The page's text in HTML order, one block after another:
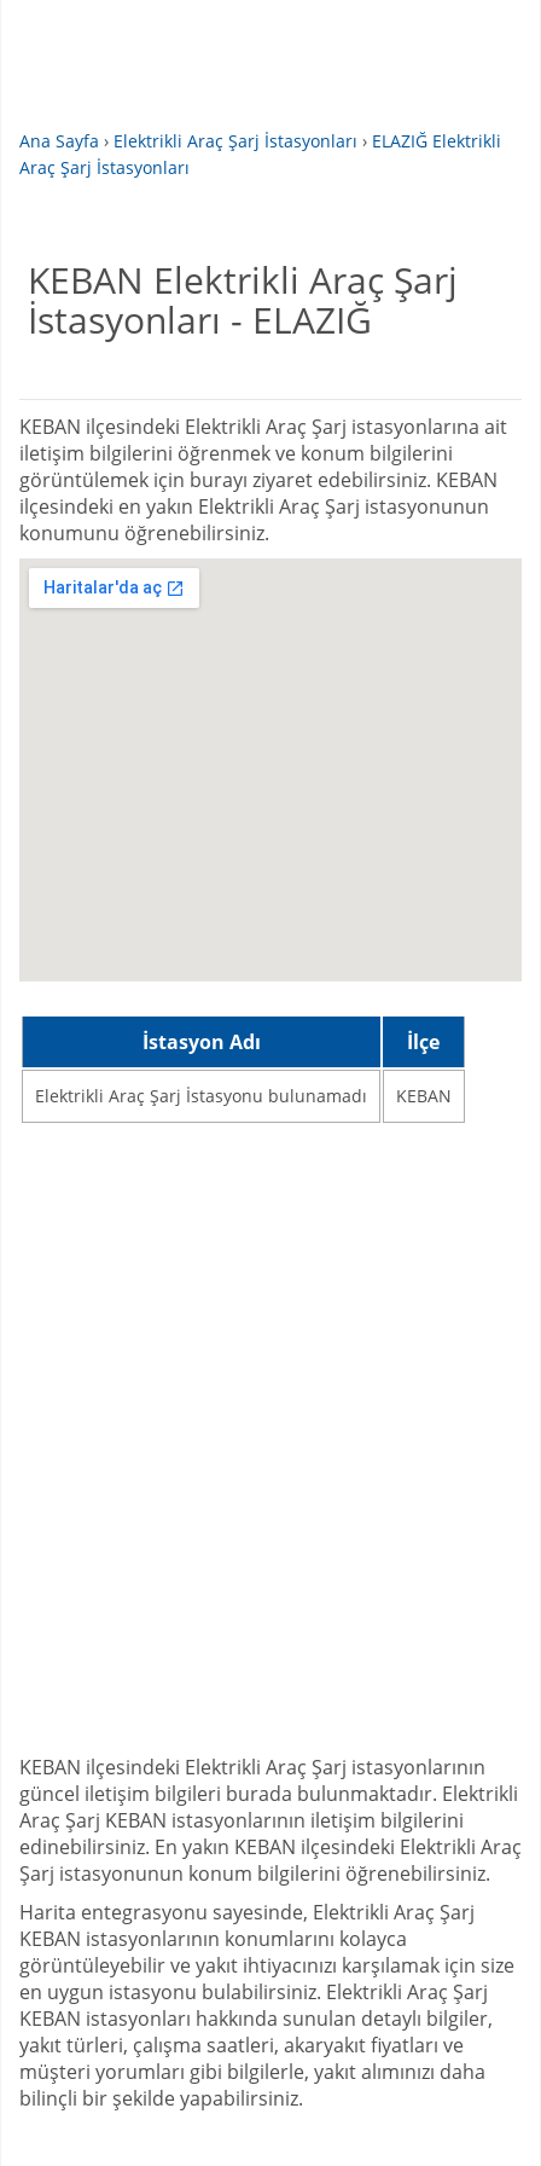
Ana Sayfa › Elektrikli Araç Şarj İstasyonları › ELAZIĞ Elektrikli
Araç Şarj İstasyonları
KEBAN Elektrikli Araç Şarj
İstasyonları - ELAZIĞ
KEBAN ilçesindeki Elektrikli Araç Şarj istasyonlarına ait
iletişim bilgilerini öğrenmek ve konum bilgilerini
görüntülemek için burayı ziyaret edebilirsiniz. KEBAN
ilçesindeki en yakın Elektrikli Araç Şarj istasyonunun
konumunu öğrenebilirsiniz.
İstasyon Adı İlçe
Elektrikli Araç Şarj İstasyonu bulunamadı KEBAN
KEBAN ilçesindeki Elektrikli Araç Şarj istasyonlarının
güncel iletişim bilgileri burada bulunmaktadır. Elektrikli
Araç Şarj KEBAN istasyonlarının iletişim bilgilerini
edinebilirsiniz. En yakın KEBAN ilçesindeki Elektrikli Araç
Şarj istasyonunun konum bilgilerini öğrenebilirsiniz.
Harita entegrasyonu sayesinde, Elektrikli Araç Şarj
KEBAN istasyonlarının konumlarını kolayca
görüntüleyebilir ve yakıt ihtiyacınızı karşılamak için size
en uygun istasyonu bulabilirsiniz. Elektrikli Araç Şarj
KEBAN istasyonları hakkında sunulan detaylı bilgiler,
yakıt türleri, çalışma saatleri, akaryakıt fiyatları ve
müşteri yorumları gibi bilgilerle, yakıt alımınızı daha
bilinçli bir şekilde yapabilirsiniz.